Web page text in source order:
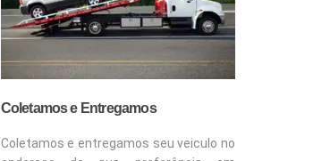
Coletamos e Entregamos
Coletamos e entregamos seu veiculo no